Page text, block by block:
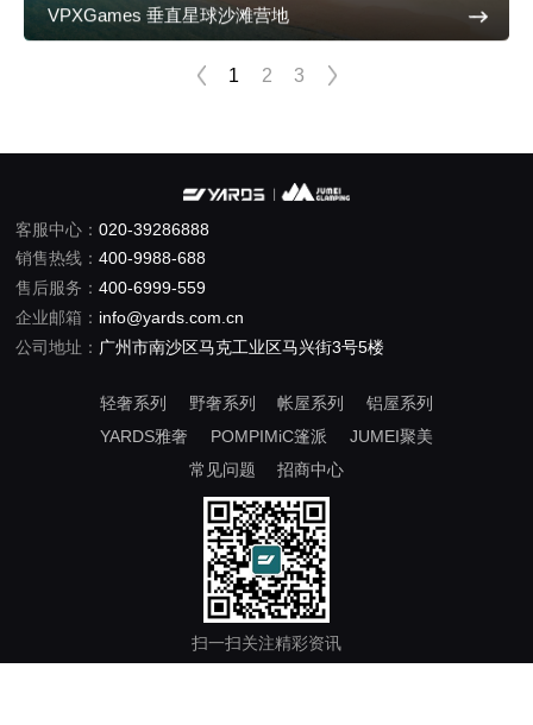
VPXGames 垂直星球沙滩营地
1 2 3
客服中心：020-39286888
销售热线：400-9988-688
售后服务：400-6999-559
企业邮箱： info@yards.com.cn
公司地址： 广州市南沙区马克工业区马兴街3号5楼
轻奢系列 野奢系列 帐屋系列
铝屋系列
YARDS雅奢
POMPIMiC篷派
JUMEI聚美
常见问题
招商中心
扫一扫关注精彩资讯